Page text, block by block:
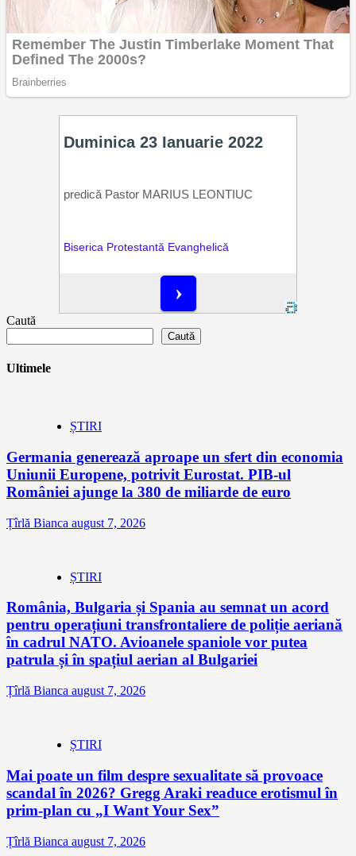
Caută
Caută
Ultimele
ȘTIRI
Germania generează aproape un sfert din economia
Uniunii Europene, potrivit Eurostat. PIB-ul
României ajunge la 380 de miliarde de euro
Țîrlă Bianca august 7, 2026
ȘTIRI
România, Bulgaria și Spania au semnat un acord
pentru operațiuni transfrontaliere de poliție aeriană
în cadrul NATO. Avioanele spaniole vor putea
patrula și în spațiul aerian al Bulgariei
Țîrlă Bianca august 7, 2026
ȘTIRI
Mai poate un film despre sexualitate să provoace
scandal în 2026? Gregg Araki readuce erotismul în
prim-plan cu „I Want Your Sex”
Țîrlă Bianca august 7, 2026